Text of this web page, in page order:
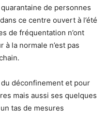
de personnes
ce centre ouvert à l’été
de fréquentation n’ont
la normale n’est pas
déconfinement et pour
mais aussi ses quelques
tas de mesures